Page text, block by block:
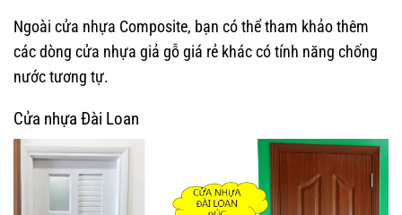
Ngoài cửa nhựa Composite, bạn có thể tham khảo thêm
các dòng cửa nhựa giả gỗ giá rẻ khác có tính năng chống
nước tương tự.
Cửa nhựa Đài Loan